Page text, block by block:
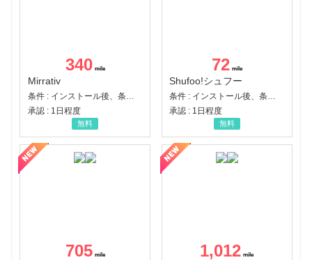
340
Mirrativ
条件 : インストール後、条件達成
承認 : 1日程度
無料
72
Shufoo!シュフー
条件 : インストール後、条件達成
承認 : 1日程度
無料
705 1,012